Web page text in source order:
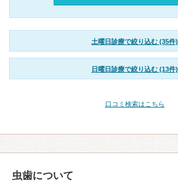
土曜日診療で絞り込む (35件)
日曜日診療で絞り込む (13件)
口コミ検索はこちら
虫歯について